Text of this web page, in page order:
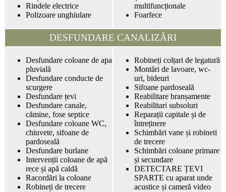
Rindele electrice
Polizoare unghiulare
multifuncționale
Foarfece
DESFUNDARE CANALIZĂRI
Desfundare coloane de apa
pluvială
Desfundare conducte de
scurgere
Desfundare țevi
Desfundare canale,
cămine, fose septice
Desfundare coloane WC,
chiuvete, sifoane de
pardoseală
Desfundare burlane
Intervenții coloane de apă
rece și apă caldă
Racordări la coloane
Robineți de trecere
Robineți colțari de legatură
Montări de lavoare, wc-
uri, bideuri
Sifoane pardoseală
Reabilitare branșamente
Reabilitari subsoluri
Reparații capitale și de
întreținere
Schimbări vane și robineti
de trecere
Schimbări coloane primare
și secundare
DETECTARE ȚEVI
SPARTE cu aparat unde
acustice și cameră video